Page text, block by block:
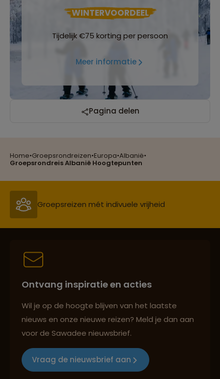
Home•Groepsrondreizen•Europa•Albanië•
Groepsrondreis Albanië Hoogtepunten
WINTERVOORDEEL
Tijdelijk €75 korting per persoon
Meer informatie
Pagina delen
Reizen met oog voor mens, cultuur en milieu
Groepsreizen mét indivuele vrijheid
Persoonlijk en deskundig reisadvies
Best beoordeelde reisroutes
Groepsreizen mét indivuele vrijheid
Ontvang inspiratie en acties
Wil je op de hoogte blijven van het laatste
nieuws en onze nieuwe reizen? Meld je dan aan
voor de Sawadee nieuwsbrief.
Vraag de nieuwsbrief aan